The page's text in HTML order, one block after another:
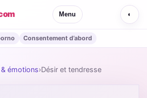
Menu ◐
Consentement d’abord
émotions›Désir et tendresse